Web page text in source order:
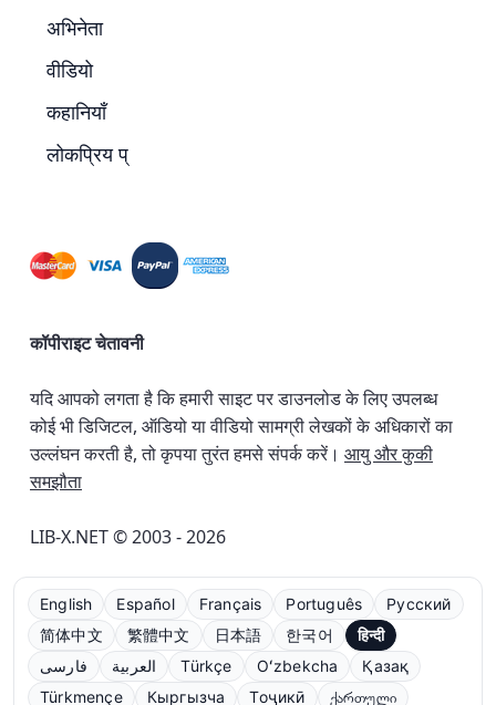
अभिनेता
वीडियो
कहानियाँ
लोकप्रिय प्
कॉपीराइट चेतावनी
यदि आपको लगता है कि हमारी साइट पर डाउनलोड के लिए उपलब्ध
कोई भी डिजिटल, ऑडियो या वीडियो सामग्री लेखकों के अधिकारों का
उल्लंघन करती है, तो कृपया तुरंत हमसे संपर्क करें। आयु और कुकी
समझौता
LIB-X.NET © 2003 - 2026
English Español Français Português
Русский
简体中文
繁體中文 日本語 한국어
हिन्दी
فارسی
العربية Türkçe Oʻzbekcha
Қазақ
Türkmençe
Кыргызча Тоҷикӣ ქართული